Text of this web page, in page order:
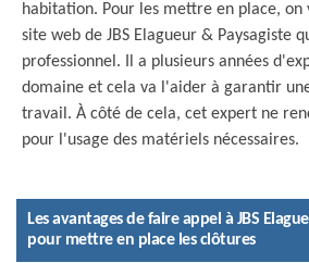
habitation. Pour les mettre en place,
site web de JBS Elagueur & Paysagiste
professionnel. Il a plusieurs années
domaine et cela va l'aider à garantir
travail. À côté de cela, cet expert ne
pour l'usage des matériels nécessaires.
Les avantages de faire appel à JBS
pour mettre en place les clôtures